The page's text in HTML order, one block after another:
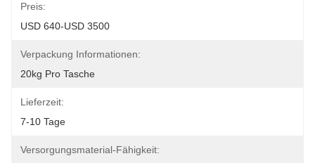
Preis:
USD 640-USD 3500
Verpackung Informationen:
20kg Pro Tasche
Lieferzeit:
7-10 Tage
Versorgungsmaterial-Fähigkeit: